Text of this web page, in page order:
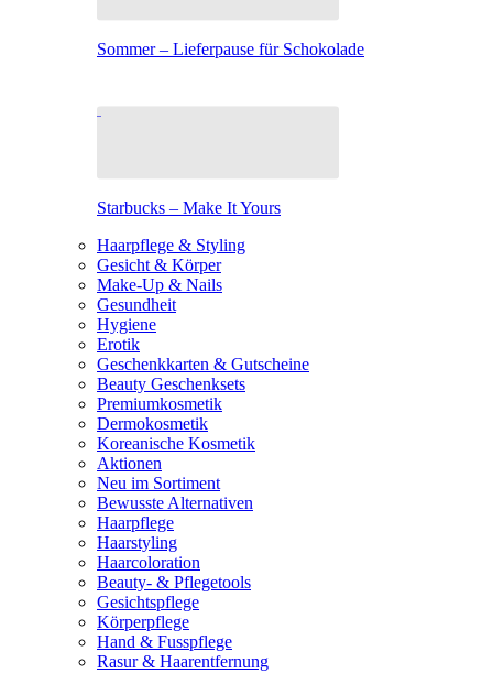
Sommer – Lieferpause für Schokolade
Starbucks – Make It Yours
Haarpflege & Styling
Gesicht & Körper
Make-Up & Nails
Gesundheit
Hygiene
Erotik
Geschenkkarten & Gutscheine
Beauty Geschenksets
Premiumkosmetik
Dermokosmetik
Koreanische Kosmetik
Aktionen
Neu im Sortiment
Bewusste Alternativen
Haarpflege
Haarstyling
Haarcoloration
Beauty- & Pflegetools
Gesichtspflege
Körperpflege
Hand & Fusspflege
Rasur & Haarentfernung